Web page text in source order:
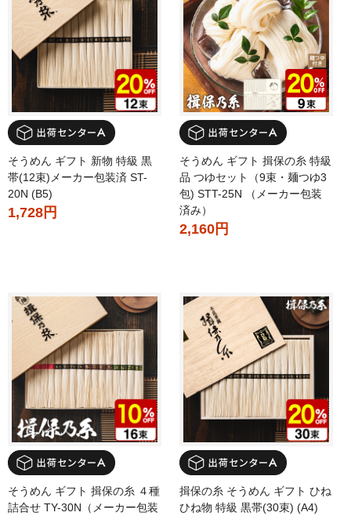
そうめん ギフト 新物 特級 黒
帯(12束)メーカー包装済 ST-
20N (B5)
1,728円
そうめん ギフト 揖保の糸 特級
品 つゆセット（9束・麺つゆ3
包) STT-25N （メーカー包装
済み）
2,160円
そうめん ギフト 揖保の糸 ４種
詰合せ TY-30N（メーカー包装
揖保の糸 そうめん ギフト ひね
ひね物 特級 黒帯(30束) (A4)